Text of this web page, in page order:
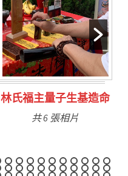
台南永康風水鑑定
共 9 張相片